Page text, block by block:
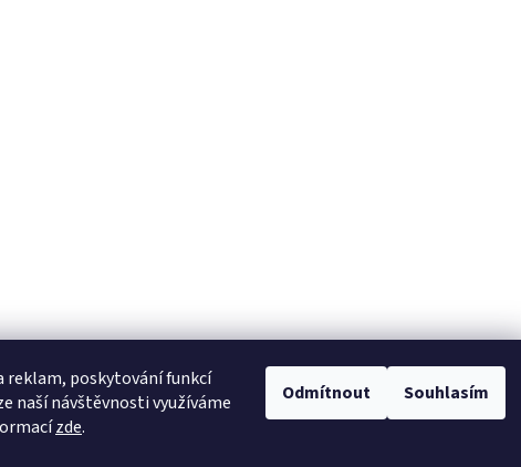
reklam, poskytování funkcí
naší návštěvnosti využíváme
zde.
Odmítnout Souhlasím